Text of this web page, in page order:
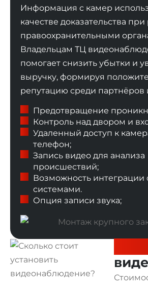
Информация с камер
качестве доказательства при
правоохранительными
Владельцам ТЦ
помогает снизить убытки и
выручку, формируя
репутацию среди партнёров
Предотвращение
Контроль над двором и
Удаленный доступ к
телефон;
Запись видео для анализа
происшествий;
Возможность интеграции
системами.
Опция записи звука;